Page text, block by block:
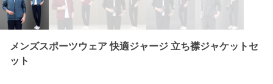
メンズスポーツウェア 快適ジャージ 立ち襟ジャケットセ
ット